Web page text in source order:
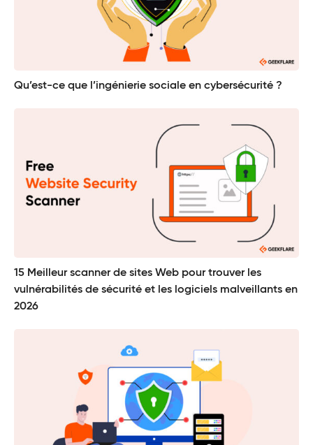
Qu’est-ce que l’ingénierie sociale en cybersécurité ?
15 Meilleur scanner de sites Web pour trouver les
vulnérabilités de sécurité et les logiciels malveillants en
2026